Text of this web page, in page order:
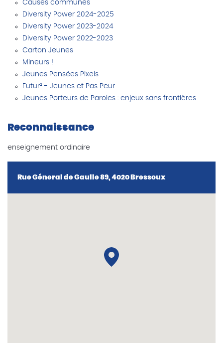
Causes communes
Diversity Power 2024-2025
Diversity Power 2023-2024
Diversity Power 2022-2023
Carton Jeunes
Mineurs !
Jeunes Pensées Pixels
Futur² - Jeunes et Pas Peur
Jeunes Porteurs de Paroles : enjeux sans frontières
Reconnaissance
enseignement ordinaire
Rue Géneral de Gaulle 89, 4020 Bressoux